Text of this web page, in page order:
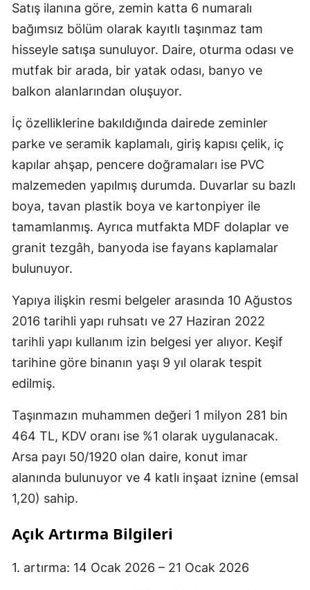
Satış ilanına göre, zemin katta 6 numaralı
bağımsız bölüm olarak kayıtlı taşınmaz tam
hisseyle satışa sunuluyor. Daire, oturma odası ve
mutfak bir arada, bir yatak odası, banyo ve
balkon alanlarından oluşuyor.
İç özelliklerine bakıldığında dairede zeminler
parke ve seramik kaplamalı, giriş kapısı çelik, iç
kapılar ahşap, pencere doğramaları ise PVC
malzemeden yapılmış durumda. Duvarlar su bazlı
boya, tavan plastik boya ve kartonpiyer ile
tamamlanmış. Ayrıca mutfakta MDF dolaplar ve
granit tezgâh, banyoda ise fayans kaplamalar
bulunuyor.
Yapıya ilişkin resmi belgeler arasında 10 Ağustos
2016 tarihli yapı ruhsatı ve 27 Haziran 2022
tarihli yapı kullanım izin belgesi yer alıyor. Keşif
tarihine göre binanın yaşı 9 yıl olarak tespit
edilmiş.
Taşınmazın muhammen değeri 1 milyon 281 bin
464 TL, KDV oranı ise %1 olarak uygulanacak.
Arsa payı 50/1920 olan daire, konut imar
alanında bulunuyor ve 4 katlı inşaat iznine (emsal
1,20) sahip.
Açık Artırma Bilgileri
1. artırma: 14 Ocak 2026 – 21 Ocak 2026